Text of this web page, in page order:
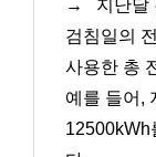
→
지난달
검침일의
사용한 총
예를 들어,
12500kWh